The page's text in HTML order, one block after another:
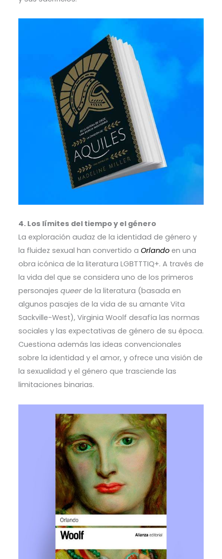
4. Los límites del tiempo y el género
La exploración audaz de la identidad de género y
la fluidez sexual han convertido a Orlando en una
obra icónica de la literatura LGBTTTIQ+. A través de
la vida del que se considera uno de los primeros
personajes queerde la literatura (basada en
algunos pasajes de la vida de su amante Vita
Sackville-West), Virginia Woolf desafía las normas
sociales y las expectativas de género de su época.
Cuestiona además las ideas convencionales
sobre la identidad y el amor, y ofrece una visión de
la sexualidad y el género que trasciende las
limitaciones binarias.